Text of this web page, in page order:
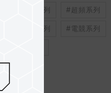
#新品開箱系列 #超頻系列
#效能評測系列 #電競系列